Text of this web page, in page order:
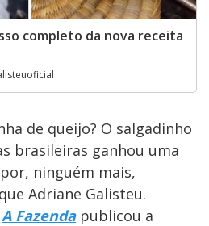
completo da nova receita
de queijo? O salgadinho
brasileiras ganhou uma
ninguém mais,
Adriane Galisteu.
A Fazendapublicou a